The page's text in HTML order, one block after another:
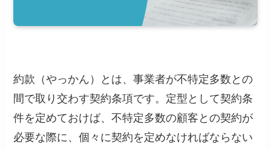
約款（やっかん）とは、事業者が不特定多数との
間で取り交わす契約条項です。定型として契約条
件を定めておけば、不特定多数の顧客との契約が
必要な際に、個々に契約を定めなければならない